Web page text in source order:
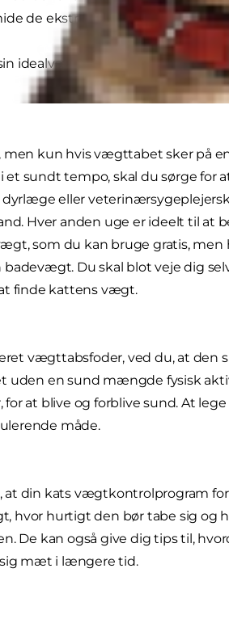
de ekstra kilo på.
idealvægt og holder en sund
kun hvis vægttabet sker på
sundt tempo, skal du sørge for
dyrlæge eller
Hver anden uge er ideelt til at
som du kan bruge gratis, men
Du skal blot veje dig
finde kattens vægt.
vægttabsfoder, ved du, at den
en sund mængde fysisk
at blive og forblive sund. At
måde.
at din kats vægtkontrolprogram
hvor hurtigt den bør tabe sig og
De kan også give dig tips til,
sig mæt i længere tid.